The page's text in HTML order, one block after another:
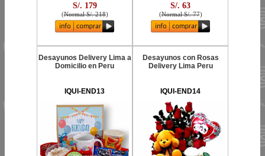
S/. 179
(Normal S/. 218)
S/. 63
(Normal S/. 77)
Desayunos Delivery Lima a
Domicilio en Peru
IQUI-END13
Desayunos con Rosas
Delivery Lima Peru
IQUI-END14